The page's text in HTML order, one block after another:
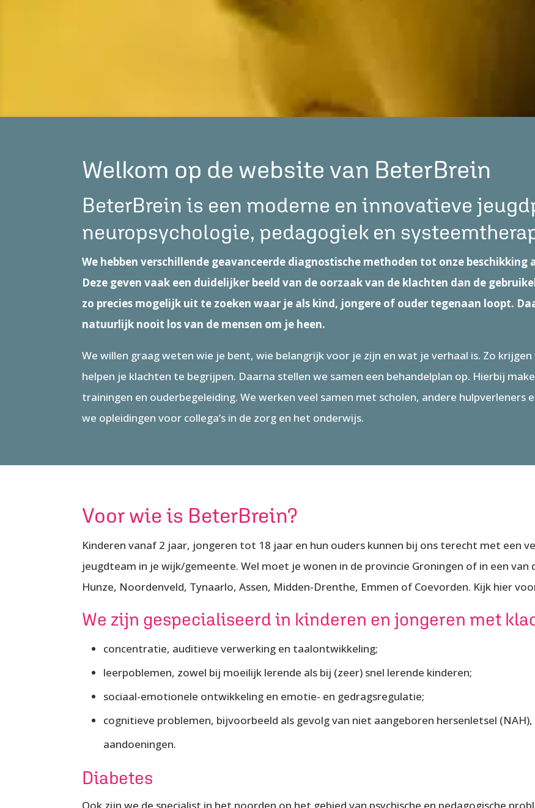
Welkom op de website van BeterBrein
BeterBrein is een moderne en innovatieve
neuropsychologie, pedagogiek en
We hebben verschillende geavanceerde diagnostische methoden tot onze
Deze geven vaak een duidelijker beeld van de oorzaak van de klachten dan de
zo precies mogelijk uit te zoeken waar je als kind, jongere of ouder tegenaan loopt.
natuurlijk nooit los van de mensen om je heen.
We willen graag weten wie je bent, wie belangrijk voor je zijn en wat je verhaal is. Zo
helpen je klachten te begrijpen. Daarna stellen we samen een behandelplan op. Hierbij
trainingen en ouderbegeleiding. We werken veel samen met scholen, andere hulpverleners
we opleidingen voor collega’s in de zorg en het onderwijs.
Voor wie is BeterBrein?
Kinderen vanaf 2 jaar, jongeren tot 18 jaar en hun ouders kunnen bij ons terecht met een
jeugdteam in je wijk/gemeente. Wel moet je wonen in de provincie Groningen of in een van
Hunze, Noordenveld, Tynaarlo, Assen, Midden-Drenthe, Emmen of Coevorden. Kijk hier
We zijn gespecialiseerd in kinderen en jongeren met
concentratie, auditieve verwerking en taalontwikkeling;
leerpoblemen, zowel bij moeilijk lerende als bij (zeer) snel lerende kinderen;
sociaal-emotionele ontwikkeling en emotie- en gedragsregulatie;
cognitieve problemen, bijvoorbeeld als gevolg van niet aangeboren hersenletsel
aandoeningen.
Diabetes